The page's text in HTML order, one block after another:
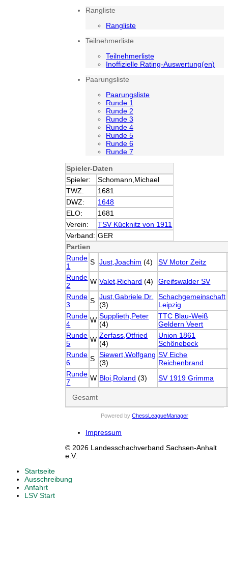
Rangliste
Rangliste
Teilnehmerliste
Teilnehmerliste
Inoffizielle Rating-Auswertung(en)
Paarungsliste
Paarungsliste
Runde 1
Runde 2
Runde 3
Runde 4
Runde 5
Runde 6
Runde 7
Spieler-Daten
Spieler:
Schomann,Michael
TWZ:
1681
DWZ:
1648
ELO:
1681
Verein:
TSV Kücknitz von 1911
Verband: GER
Partien
Runde
1
S Just,Joachim (4)
SV Motor Zeitz
Runde
2
W Valet,Richard (4)
Greifswalder SV
Runde
3
S Just,Gabriele,Dr.
(3)
Schachgemeinschaft
Leipzig
Runde
4
W Supplieth,Peter
(4)
TTC Blau-Weiß
Geldern Veert
Runde
5
W Zerfass,Otfried
(4)
Union 1861
Schönebeck
Runde
6
S Siewert,Wolfgang
(3)
SV Eiche
Reichenbrand
Runde
7
W Bloi,Roland (3) SV 1919 Grimma
Gesamt
Powered by ChessLeagueManager
Impressum
© 2026 Landesschachverband Sachsen-Anhalt
e.V.
Startseite
Ausschreibung
Anfahrt
LSV Start